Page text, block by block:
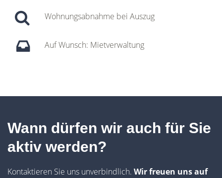
Wohnungsabnahme bei Auszug
Auf Wunsch: Mietverwaltung
Wann dürfen wir auch für Sie
aktiv werden?
Kontaktieren Sie uns unverbindlich. Wir freuen uns auf